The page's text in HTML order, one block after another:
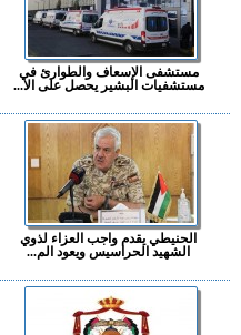
مستشفى الإسعاف والطوارئ في
مستشفيات البشير يحصل على الا...
الحنيطي يقدم واجب العزاء لذوي
الشهيد الحراسيس ويعود الم...